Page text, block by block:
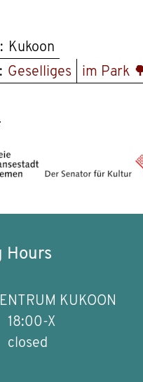
Kukoon
Geselliges im Park
Hours
KUKOON
18:00-X
closed